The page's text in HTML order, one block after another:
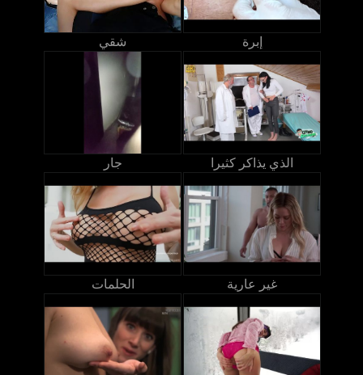
شقي إبرة
جار الذي يذاكر كثيرا
الحلمات غير عارية